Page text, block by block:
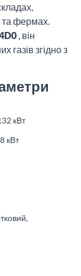
та фермах.
, він
газів згідно з
кВт
кВт